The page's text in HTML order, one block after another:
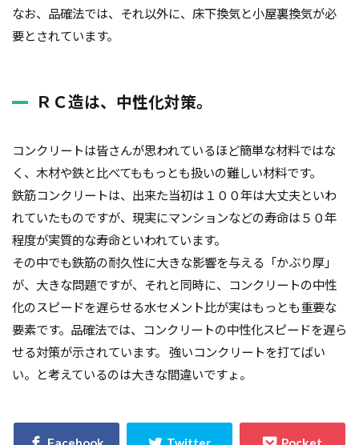
なお、品確法では、それ以外に、床下換気と小屋裏換気が必
要とされています。
ＲＣ造は、中性化対策。
コンクリートは皆さんが思われているほど簡単な材料ではな
く、木材や鉄と比べてももっとも扱いの難しい材料です。
鉄筋コンクリートは、出来た当初は１００年は大丈夫といわ
れていたものですが、現実にマンションなどの寿命は５０年
程度が実質的な寿命といわれています。
その中でも鉄筋の耐久性に大きな影響を与える「かぶり厚」
が、大きな問題ですが、それと同時に、コンクリートの中性
化のスピードを遅らせる水セメント比が実はもっとも重要な
要素です。品確法では、コンクリートの中性化スピードを遅ら
せる対策が示されています。 強いコンクリートを打てばい
い。と考えているのは大きな間違いですょ。